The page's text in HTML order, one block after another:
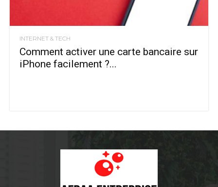
INTERNET & TECH
Comment activer une carte bancaire sur
iPhone facilement ?...